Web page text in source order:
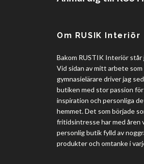
Om RUSIK Interiör
Bakom RUSTIK Interiör står
Vid sidan av mitt arbete som
gymnasielärare driver jag
butiken med stor passion
inspiration och personliga
hemmet. Det som började
fritidsintresse har med åren
personlig butik fylld av
produkter och omtanke i